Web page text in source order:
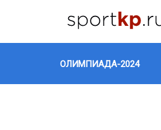
ОЛИМПИАДА-2024